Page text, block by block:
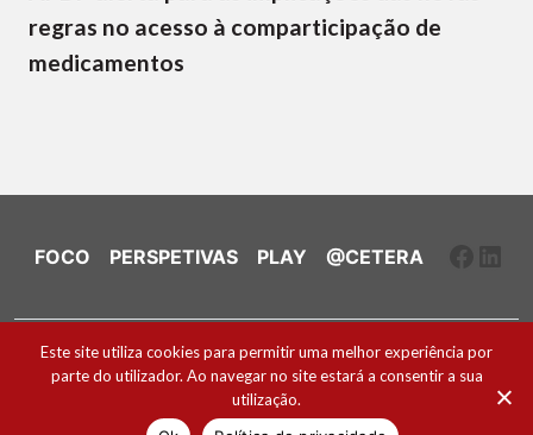
regras no acesso à comparticipação de
medicamentos
FOCO PERSPETIVAS PLAY @CETERA
Ficha Técnica e Estatuto Editorial
Política de Cookies
2026 ® Todos os direitos reservados
Este site utiliza cookies para permitir uma melhor experiência por
parte do utilizador. Ao navegar no site estará a consentir a sua
utilização.